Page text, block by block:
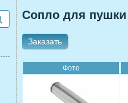
Сопло для пушки
Заказать
Фото